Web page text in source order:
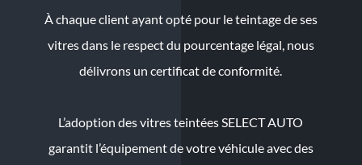
À chaque client ayant opté pour le teintage de ses
vitres dans le respect du pourcentage légal, nous
délivrons un certificat de conformité.
L’adoption des vitres teintées SELECT AUTO
garantit l’équipement de votre véhicule avec des